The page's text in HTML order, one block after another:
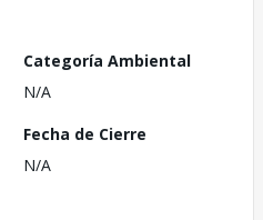
Categoría Ambiental
N/A
Fecha de Cierre
N/A